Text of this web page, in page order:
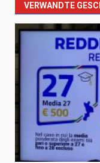
VERWANDTE